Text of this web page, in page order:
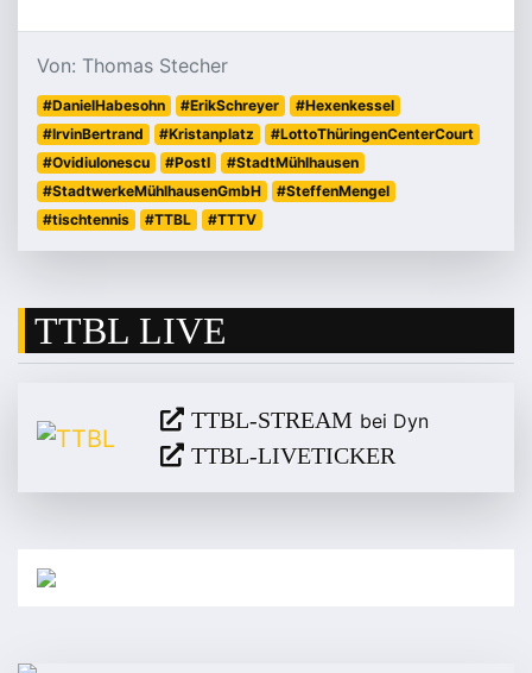
Von: Thomas Stecher
#DanielHabesohn #ErikSchreyer
#Hexenkessel
#IrvinBertrand
#Kristanplatz
#LottoThüringenCenterCourt
#OvidiuIonescu
#PostI
#StadtMühlhausen
#StadtwerkeMühlhausenGmbH
#SteffenMengel
#tischtennis
#TTBL #TTTV
TTBL LIVE
TTBL-STREAM bei Dyn
TTBL-LIVETICKER